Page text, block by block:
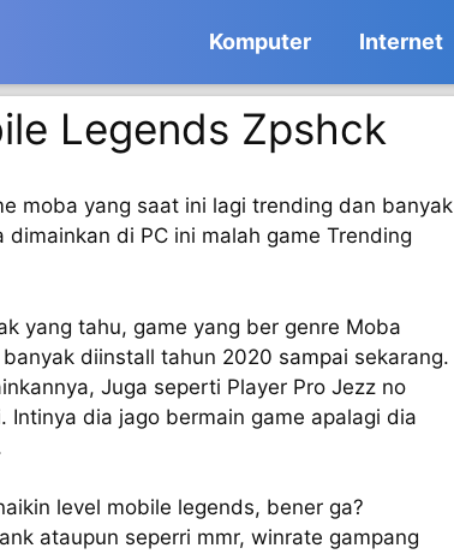
Komputer Internet
Legends Zpshck
moba yang saat ini lagi trending dan banyak
di PC ini malah game Trending
yang tahu, game yang ber genre Moba
diinstall tahun 2020 sampai sekarang.
Juga seperti Player Pro Jezz no
Intinya dia jago bermain game apalagi dia
level mobile legends, bener ga?
ataupun seperri mmr, winrate gampang